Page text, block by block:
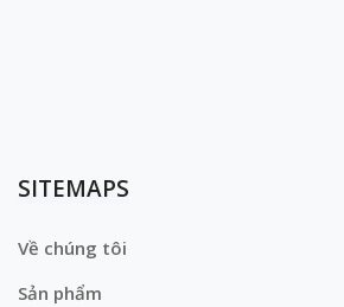
SITEMAPS
Về chúng tôi
Sản phẩm